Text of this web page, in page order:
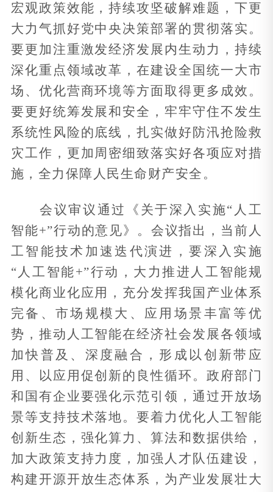
宏观政策效能，持续攻坚破解难题，下更
大力气抓好党中央决策部署的贯彻落实。
要更加注重激发经济发展内生动力，持续
深化重点领域改革，在建设全国统一大市
场、优化营商环境等方面取得更多成效。
要更好统筹发展和安全，牢牢守住不发生
系统性风险的底线，扎实做好防汛抢险救
灾工作，更加周密细致落实好各项应对措
施，全力保障人民生命财产安全。
会议审议通过《关于深入实施“人工
智能+”行动的意见》。会议指出，当前人
工智能技术加速迭代演进，要深入实施
“人工智能+”行动，大力推进人工智能规
模化商业化应用，充分发挥我国产业体系
完备、市场规模大、应用场景丰富等优
势，推动人工智能在经济社会发展各领域
加快普及、深度融合，形成以创新带应
用、以应用促创新的良性循环。政府部门
和国有企业要强化示范引领，通过开放场
景等支持技术落地。要着力优化人工智能
创新生态，强化算力、算法和数据供给，
加大政策支持力度，加强人才队伍建设，
构建开源开放生态体系，为产业发展壮大